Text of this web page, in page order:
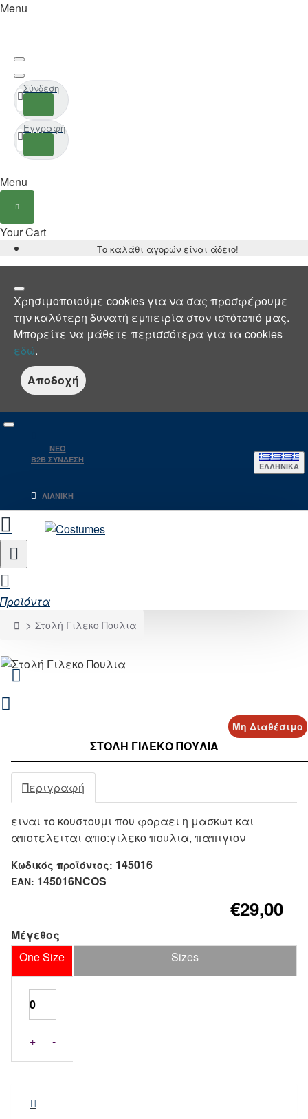
Menu
Σύνδεση
Εγγραφή
Menu
Your Cart
Το καλάθι αγορών είναι άδειο!
Χρησιμοποιούμε cookies για να σας προσφέρουμε
την καλύτερη δυνατή εμπειρία στον ιστότοπό μας.
Μπορείτε να μάθετε περισσότερα για τα cookies
εδώ.
Αποδοχή
NEO
B2B ΣΥΝΔΕΣΗ
ΛΙΑΝΙΚΉ
ΕΛΛΗΝΙΚΆ
Προϊόντα
homeΣτολή Γιλεκο Πουλια
Μη Διαθέσιμο
ΣΤΟΛΉ ΓΙΛΕΚΟ ΠΟΥΛΙΑ
Περιγραφή
ειναι το κουστουμι που φοραει η μασκωτ και
αποτελειται απο:γιλεκο πουλια, παπιγιον
Κωδικός προϊόντος: 145016
EAN: 145016NCOS
€29,00
Μέγεθος
One Size
Sizes
+ -